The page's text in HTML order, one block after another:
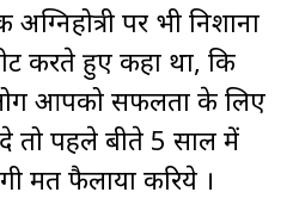
पर भी निशाना
करते हुए कहा था, कि
आपको सफलता के लिए
तो पहले बीते 5 साल में
मत फैलाया करिये ।